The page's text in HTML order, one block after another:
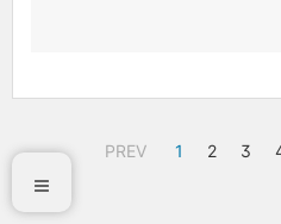
PREV 1 2 3